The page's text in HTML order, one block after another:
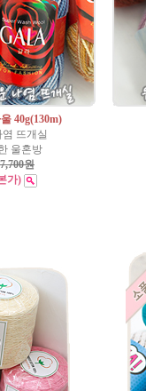
40g(130m)
뜨개실
울혼방
7,700원
가)